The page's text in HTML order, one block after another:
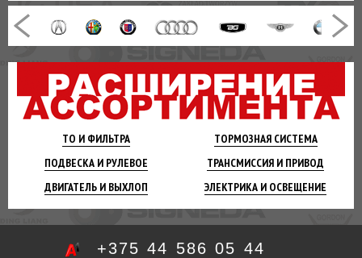
ТО И ФИЛЬТРА ТОРМОЗНАЯСИСТЕМА
ПОДВЕСКА И РУЛЕВОЕ ТРАНСМИССИЯ И ПРИВОД
ДВИГАТЕЛЬ И ВЫХЛОП ЭЛЕКТРИКА И ОСВЕЩЕНИЕ
+375 44 586 05 44